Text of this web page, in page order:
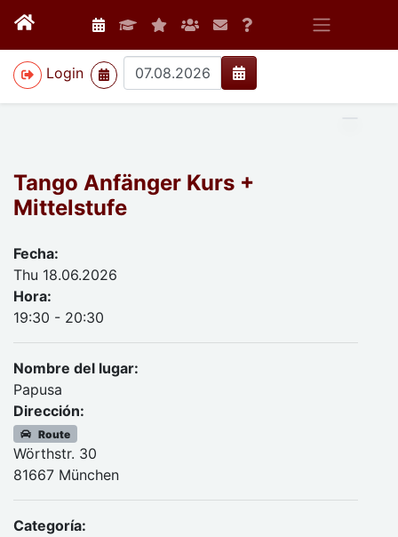
Login
>
Tango Anfänger Kurs +
Mittelstufe
Fecha:
Thu 18.06.2026
Hora:
19:30 - 20:30
Nombre del lugar:
Papusa
Dirección:
Route
Wörthstr. 30
81667 München
Categoría: